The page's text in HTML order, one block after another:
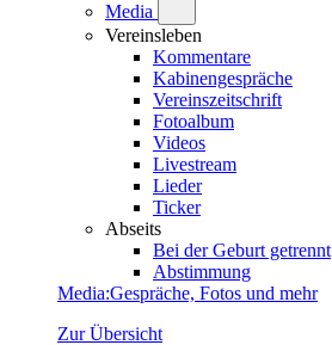
Media
Vereinsleben
Kommentare
Kabinengespräche
Vereinszeitschrift
Fotoalbum
Videos
Livestream
Lieder
Ticker
Abseits
Bei der Geburt getrennt
Abstimmung
Media:Gespräche, Fotos und mehr
Zur Übersicht